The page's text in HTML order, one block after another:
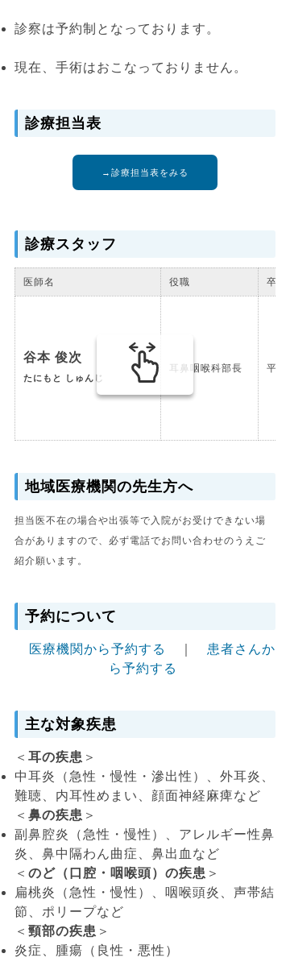
診察は予約制となっております。
現在、手術はおこなっておりません。
診療担当表
→診療担当表をみる
診療スタッフ
医師名 役職 卒年
谷本 俊次
たにもと しゅんじ
耳鼻咽喉科部長 平成
地域医療機関の先生方へ
担当医不在の場合や出張等で入院がお受けできない場
合がありますので、必ず電話でお問い合わせのうえご
紹介願います。
予約について
医療機関から予約する
患者さんか
ら予約する
主な対象疾患
＜ 耳の疾患 ＞
中耳炎（急性・慢性・滲出性）、外耳炎、
難聴、内耳性めまい、顔面神経麻痺など
＜ 鼻の疾患 ＞
副鼻腔炎（急性・慢性）、アレルギー性鼻
炎、鼻中隔わん曲症、鼻出血など
＜ のど（口腔・咽喉頭）の疾患 ＞
扁桃炎（急性・慢性）、咽喉頭炎、声帯結
節、ポリープなど
＜ 頸部の疾患 ＞
炎症、腫瘍（良性・悪性）